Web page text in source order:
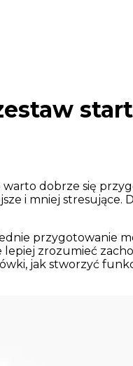
dobrze się
i mniej stresujące.
przygotowanie
zrozumieć
jak stworzyć